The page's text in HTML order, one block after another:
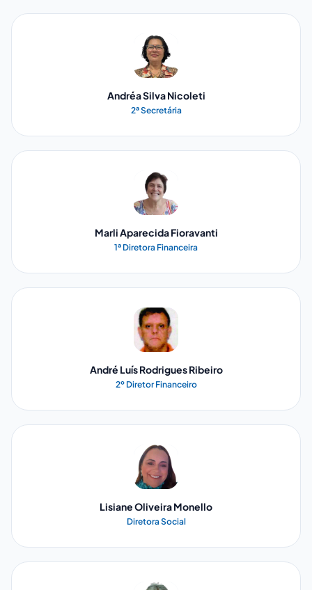
Andréa Silva Nicoleti
2ª Secretária
Marli Aparecida Fioravanti
1ª Diretora Financeira
André Luís Rodrigues Ribeiro
2º Diretor Financeiro
Lisiane Oliveira Monello
Diretora Social